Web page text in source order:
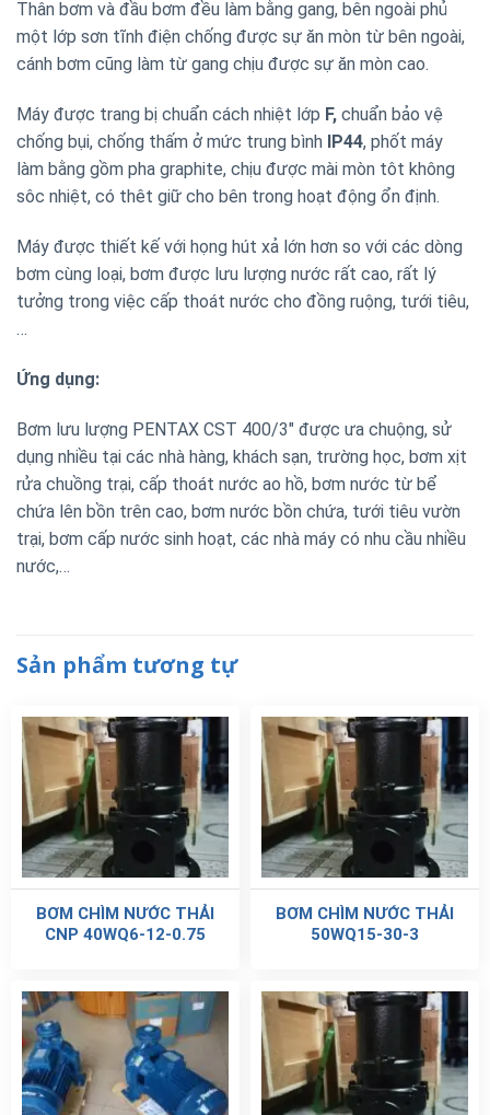
Thân bơm và đầu bơm đều làm bằng gang, bên ngoài phủ
một lớp sơn tĩnh điện chống được sự ăn mòn từ bên ngoài,
cánh bơm cũng làm từ gang chịu được sự ăn mòn cao.
Máy được trang bị chuẩn cách nhiệt lớp F, chuẩn bảo vệ
chống bụi, chống thấm ở mức trung bình IP44, phốt máy
làm bằng gồm pha graphite, chịu được mài mòn tôt không
sôc nhiệt, có thêt giữ cho bên trong hoạt động ổn định.
Máy được thiết kế với họng hút xả lớn hơn so với các dòng
bơm cùng loại, bơm được lưu lượng nước rất cao, rất lý
tưởng trong việc cấp thoát nước cho đồng ruộng, tưới tiêu,
…
Ứng dụng:
Bơm lưu lượng PENTAX CST 400/3″ được ưa chuộng, sử
dụng nhiều tại các nhà hàng, khách sạn, trường học, bơm xịt
rửa chuồng trại, cấp thoát nước ao hồ, bơm nước từ bể
chứa lên bồn trên cao, bơm nước bồn chứa, tưới tiêu vườn
trại, bơm cấp nước sinh hoạt, các nhà máy có nhu cầu nhiều
nước,…
Sản phẩm tương tự
BƠM CHÌM NƯỚC THẢI
CNP 40WQ6-12-0.75
BƠM CHÌM NƯỚC THẢI
50WQ15-30-3